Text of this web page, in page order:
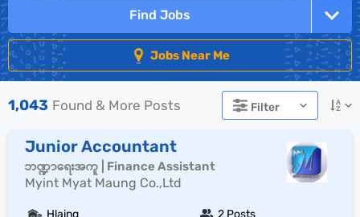
Find Jobs
Jobs Near Me
1,043 Found & More Posts Filter
Junior Accountant
ဘဏ္ဍာရေးအကူ | Finance Assistant
Myint Myat Maung Co.,Ltd
Hlaing 2 Posts